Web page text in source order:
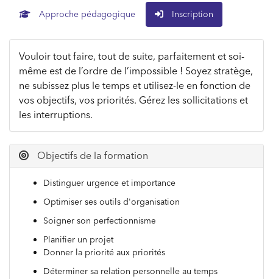
Approche pédagogique Inscription
Vouloir tout faire, tout de suite, parfaitement et soi-
même est de l’ordre de l’impossible ! Soyez stratège,
ne subissez plus le temps et utilisez-le en fonction de
vos objectifs, vos priorités. Gérez les sollicitations et
les interruptions.
Objectifs de la formation
Distinguer urgence et importance
Optimiser ses outils d'organisation
Soigner son perfectionnisme
Planifier un projet
Donner la priorité aux priorités
Déterminer sa relation personnelle au temps